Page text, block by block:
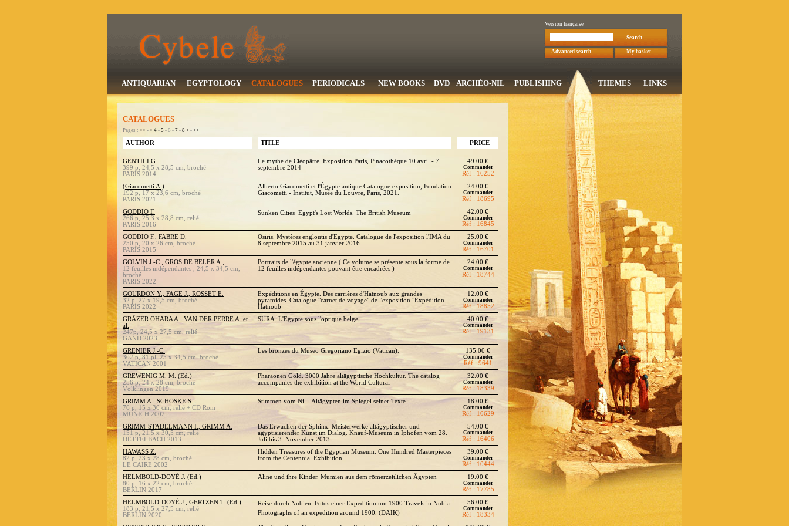
Version française
Search
Advanced search My basket
ANTIQUARIAN EGYPTOLOGY CATALOGUES PERIODICALS NEW BOOKS DVD ARCHÉO-NIL PUBLISHING THEMES LINKS
CATALOGUES
Pages : << - < 4 - 5 - 6 - 7 - 8 > - >>
AUTHOR TITLE PRICE
GENTILI G.
399 p, 24,5 x 28,5 cm, broché
PARIS 2014
Le mythe de Cléopâtre. Exposition Paris, Pinacothèque 10 avril - 7
septembre 2014
49.00 €
Commander
Réf : 16252
(Giacometti A.)
192 p, 17 x 23,6 cm, broché
PARIS 2021
Alberto Giacometti et l'Égypte antique.Catalogue exposition, Fondation
Giacometti - Institut, Musée du Louvre, Paris, 2021.
24.00 €
Commander
Réf : 18695
GODDIO F.
266 p, 25,3 x 28,8 cm, relié
PARIS 2016
Sunken Cities  Egypt's Lost Worlds. The British Museum 42.00 €
Commander
Réf : 16845
GODDIO F., FABRE D.
250 p, 20 x 26 cm, broché
PARIS 2015
Osiris. Mystères engloutis d'Egypte. Catalogue de l'exposition l'IMA du
8 septembre 2015 au 31 janvier 2016
25.00 €
Commander
Réf : 16701
GOLVIN J.-C., GROS DE BELER A.,
12 feuilles indépendantes , 24,5 x 34,5 cm,
broché
PARIS 2022
Portraits de l'égypte ancienne ( Ce volume se présente sous la forme de
12 feuilles indépendantes pouvant être encadrées )
24.00 €
Commander
Réf : 18744
GOURDON Y., FAGE J., ROSSET E.
32 p, 27 x 19,5 cm, broché
PARIS 2022
Expéditions en Égypte. Des carrières d'Hatnoub aux grandes
pyramides. Catalogue "carnet de voyage" de l'exposition "Expédition
Hatnoub
12.00 €
Commander
Réf : 18852
GRÄZER OHARA A., VAN DER PERRE A. et
al.
247p, 24,5 x 27,5 cm, relié
GAND 2023
SURA. L'Egypte sous l'optique belge 40.00 €
Commander
Réf : 19131
GRENIER J.-C.
302 p, 81 pl, 25 x 34,5 cm, broché
VATICAN 2001
Les bronzes du Museo Gregoriano Egizio (Vatican). 135.00 €
Commander
Réf : 9641
GREWENIG M. M. (Ed.)
256 p, 24 x 28 cm, broché
Völklingen 2019
Pharaonen Gold. 3000 Jahre altägyptische Hochkultur. The catalog
accompanies the exhibition at the World Cultural
32.00 €
Commander
Réf : 18339
GRIMM A., SCHOSKE S.
76 p, 15 x 30 cm, relié + CD Rom
MUNICH 2002
Stimmen vom Nil - Altägypten im Spiegel seiner Texte 18.00 €
Commander
Réf : 10629
GRIMM-STADELMANN I., GRIMM A.
151 p, 21,5 x 30,5 cm, relié
DETTELBACH 2013
Das Erwachen der Sphinx. Meisterwerke altägyptischer und
ägyptisierender Kunst im Dialog. Knauf-Museum in Iphofen vom 28.
Juli bis 3. November 2013
54.00 €
Commander
Réf : 16406
HAWASS Z.
82 p, 23 x 28 cm, broché
LE CAIRE 2002
Hidden Treasures of the Egyptian Museum. One Hundred Masterpieces
from the Centennial Exhibition.
39.00 €
Commander
Réf : 10444
HELMBOLD-DOYÉ J. (Ed.)
80 p, 16 x 22 cm, broché
BERLIN 2017
Aline und ihre Kinder. Mumien aus dem römerzeitlichen Ägypten 19.00 €
Commander
Réf : 17785
HELMBOLD-DOYÉ J., GERTZEN T. (Ed.)
183 p, 21,5 x 27,5 cm, relié
BERLIN 2020
Reise durch Nubien  Fotos einer Expedition um 1900 Travels in Nubia 
Photographs of an expedition around 1900. (DAIK)
56.00 €
Commander
Réf : 18334